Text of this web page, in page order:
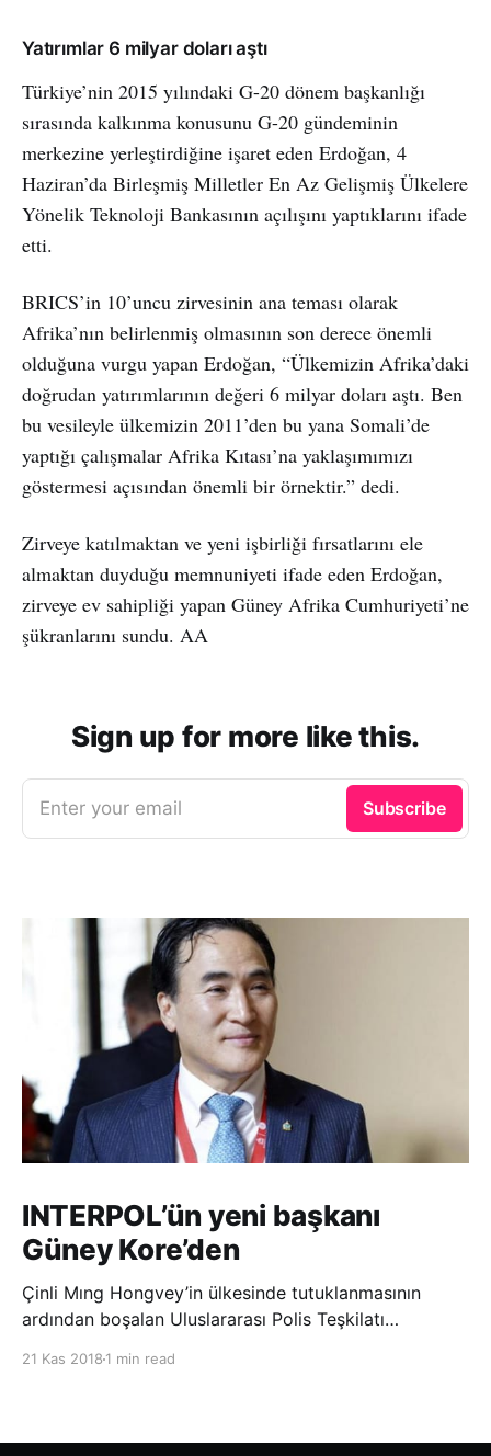
Yatırımlar 6 milyar doları aştı
Türkiye’nin 2015 yılındaki G-20 dönem başkanlığı
sırasında kalkınma konusunu G-20 gündeminin
merkezine yerleştirdiğine işaret eden Erdoğan, 4
Haziran’da Birleşmiş Milletler En Az Gelişmiş Ülkelere
Yönelik Teknoloji Bankasının açılışını yaptıklarını ifade
etti.
BRICS’in 10’uncu zirvesinin ana teması olarak
Afrika’nın belirlenmiş olmasının son derece önemli
olduğuna vurgu yapan Erdoğan, “Ülkemizin Afrika’daki
doğrudan yatırımlarının değeri 6 milyar doları aştı. Ben
bu vesileyle ülkemizin 2011’den bu yana Somali’de
yaptığı çalışmalar Afrika Kıtası’na yaklaşımımızı
göstermesi açısından önemli bir örnektir.” dedi.
Zirveye katılmaktan ve yeni işbirliği fırsatlarını ele
almaktan duyduğu memnuniyeti ifade eden Erdoğan,
zirveye ev sahipliği yapan Güney Afrika Cumhuriyeti’ne
şükranlarını sundu. AA
Sign up for more like this.
Enter your email Subscribe
INTERPOL’ün yeni başkanı
Güney Kore’den
Çinli Mıng Hongvey’in ülkesinde tutuklanmasının
ardından boşalan Uluslararası Polis Teşkilatı
21 Kas 2018 1 min read